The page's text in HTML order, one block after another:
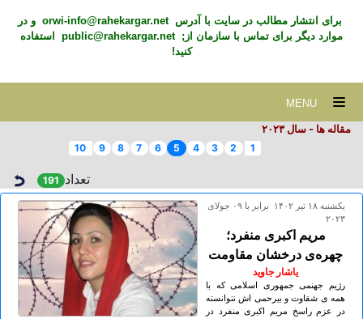
برای انتشار مطالب در سايت با آدرسorwi-info@rahekargar.net و در
موارد ديگر برای تماس با سازمان از;public@rahekargar.net
استفاده
کنید!
مقاله ها - سال ۲٠۲۳
1
2
3
4
5
6
7
8
9
10
تعداد 191
يكشنبه ۱۸ تير ۱۴۰۲ برابر با ۰۹ جولای
۲۰۲۳
مریم اکبری منفرد؛
چهره‌ی درخشان مقاومت
یاشار جاوید
رژیم جهنمی جمهوری اسلامی که با
همه ی شقاوت و بیرحمی اش نتوانسته
در عزم راسخ مریم اکبری منفرد در